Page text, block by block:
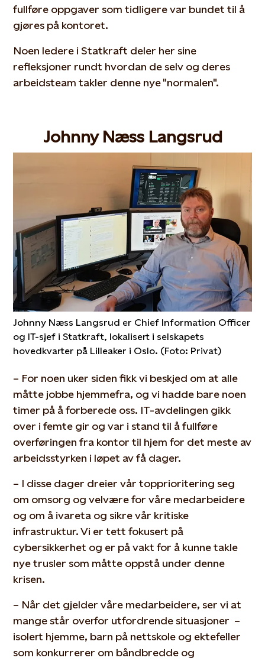
fullføre oppgaver som tidligere var bundet til å
gjøres på kontoret.
Noen ledere i Statkraft deler her sine
refleksjoner rundt hvordan de selv og deres
arbeidsteam takler denne nye "normalen".
Johnny Næss Langsrud
Johnny Næss Langsrud er Chief Information Officer
og IT-sjef i Statkraft, lokalisert i selskapets
hovedkvarter på Lilleaker i Oslo. (Foto: Privat)
– For noen uker siden fikk vi beskjed om at alle
måtte jobbe hjemmefra, og vi hadde bare noen
timer på å forberede oss. IT-avdelingen gikk
over i femte gir og var i stand til å fullføre
overføringen fra kontor til hjem for det meste av
arbeidsstyrken i løpet av få dager.
– I disse dager dreier vår topprioritering seg
om omsorg og velvære for våre medarbeidere
og om å ivareta og sikre vår kritiske
infrastruktur. Vi er tett fokusert på
cybersikkerhet og er på vakt for å kunne takle
nye trusler som måtte oppstå under denne
krisen.
– Når det gjelder våre medarbeidere, ser vi at
mange står overfor utfordrende situasjoner ­ –
isolert hjemme, barn på nettskole og ektefeller
som konkurrerer om båndbredde og